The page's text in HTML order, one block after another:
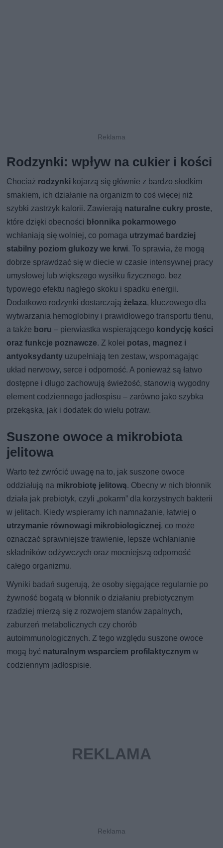
Rodzynki: wpływ na cukier i kości
Chociaż rodzynki kojarzą się głównie z bardzo słodkim
smakiem, ich działanie na organizm to coś więcej niż
szybki zastrzyk kalorii. Zawierają naturalne cukry proste,
które dzięki obecności błonnika pokarmowego
wchłaniają się wolniej, co pomaga utrzymać bardziej
stabilny poziom glukozy we krwi. To sprawia, że mogą
dobrze sprawdzać się w diecie w czasie intensywnej pracy
umysłowej lub większego wysiłku fizycznego, bez
typowego efektu nagłego skoku i spadku energii.
Dodatkowo rodzynki dostarczajążelaza, kluczowego dla
wytwarzania hemoglobiny i prawidłowego transportu tlenu,
a także boru – pierwiastka wspierającego kondycję kości
oraz funkcje poznawcze. Z kolei potas, magnez i
antyoksydanty uzupełniają ten zestaw, wspomagając
układ nerwowy, serce i odporność. A ponieważ są łatwo
dostępne i długo zachowują świeżość, stanowią wygodny
element codziennego jadłospisu – zarówno jako szybka
przekąska, jak i dodatek do wielu potraw.
Suszone owoce a mikrobiota
jelitowa
Warto też zwrócić uwagę na to, jak suszone owoce
oddziałują na mikrobiotę jelitową. Obecny w nich błonnik
działa jak prebiotyk, czyli „pokarm” dla korzystnych bakterii
w jelitach. Kiedy wspieramy ich namnażanie, łatwiej o
utrzymanie równowagi mikrobiologicznej, co może
oznaczać sprawniejsze trawienie, lepsze wchłanianie
składników odżywczych oraz mocniejszą odporność
całego organizmu.
Wyniki badań sugerują, że osoby sięgające regularnie po
żywność bogatą w błonnik o działaniu prebiotycznym
rzadziej mierzą się z rozwojem stanów zapalnych,
zaburzeń metabolicznych czy chorób
autoimmunologicznych. Z tego względu suszone owoce
mogą być naturalnym wsparciem profilaktycznym w
codziennym jadłospisie.